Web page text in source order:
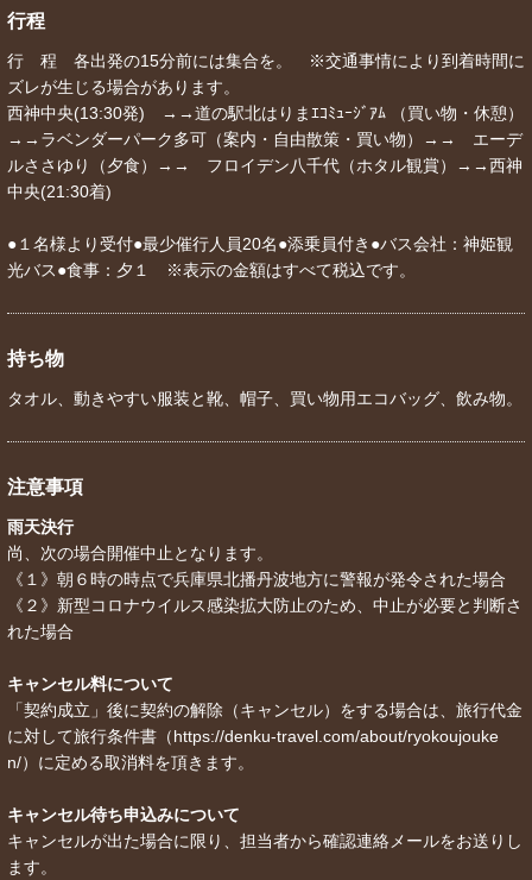
行程
行 程 各出発の15分前には集合を。 ※交通事情により到着時間に
ズレが生じる場合があります。
西神中央(13:30発) →→道の駅北はりまｴｺﾐｭｰｼﾞｱﾑ （買い物・休憩）
→→ラベンダーパーク多可（案内・自由散策・買い物）→→ エーデ
ルささゆり（夕食）→→ フロイデン八千代（ホタル観賞）→→西神
中央(21:30着)
●１名様より受付●最少催行人員20名●添乗員付き●バス会社：神姫観
光バス●食事：夕１ ※表示の金額はすべて税込です。
持ち物
タオル、動きやすい服装と靴、帽子、買い物用エコバッグ、飲み物。
注意事項
雨天決行
尚、次の場合開催中止となります。
《１》朝６時の時点で兵庫県北播丹波地方に警報が発令された場合
《２》新型コロナウイルス感染拡大防止のため、中止が必要と判断さ
れた場合
キャンセル料について
「契約成立」後に契約の解除（キャンセル）をする場合は、旅行代金
に対して旅行条件書（https://denku-travel.com/about/ryokoujouke
n/）に定める取消料を頂きます。
キャンセル待ち申込みについて
キャンセルが出た場合に限り、担当者から確認連絡メールをお送りし
ます。